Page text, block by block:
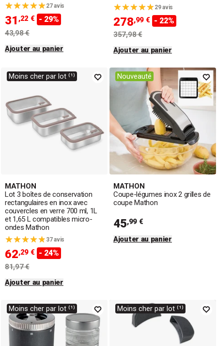
27 avis
31 ,22 € - 29%
43,98 €
Ajouter au panier
29 avis
278,99 € - 22%
357,98 €
Ajouter au panier
Moins cher par lot ⁽¹⁾
MATHON
Lot 3 boîtes de conservation
rectangulaires en inox avec
couvercles en verre 700 ml, 1L
et 1,65 L compatibles micro-
ondes Mathon
37 avis
62,29 € - 24%
81,97 €
Ajouter au panier
Nouveauté
MATHON
Coupe-légumes inox 2 grilles de
coupe Mathon
45,99 €
Ajouter au panier
Moins cher par lot ⁽¹⁾ Moins cher par lot ⁽¹⁾